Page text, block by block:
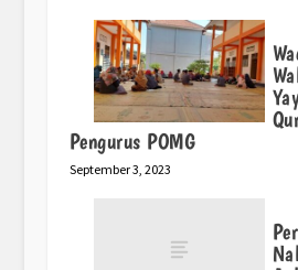
Pengurus POMG
September 3, 2023